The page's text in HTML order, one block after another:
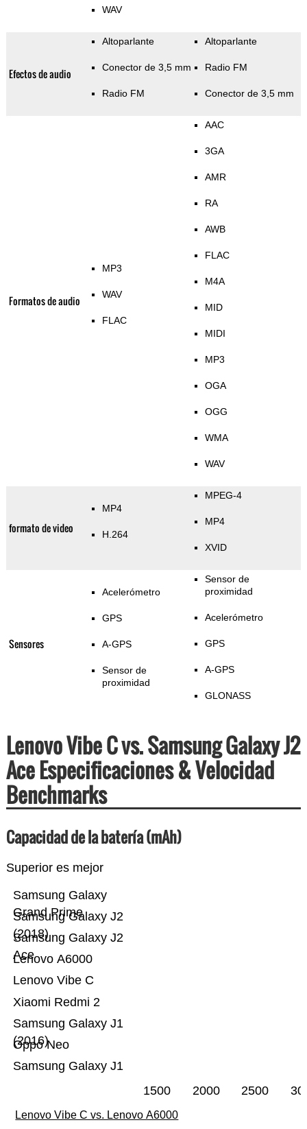
WAV
Efectos de audio
Altoparlante
Conector de 3,5 mm
Radio FM
Altoparlante
Radio FM
Conector de 3,5 mm
Formatos de audio
MP3
WAV
FLAC
AAC
3GA
AMR
RA
AWB
FLAC
M4A
MID
MIDI
MP3
OGA
OGG
WMA
WAV
formato de video
MP4
H.264
MPEG-4
MP4
XVID
Sensores
Acelerómetro
GPS
A-GPS
Sensor de
proximidad
Sensor de
proximidad
Acelerómetro
GPS
A-GPS
GLONASS
Lenovo Vibe C vs. Samsung Galaxy J2
Ace Especificaciones & Velocidad
Benchmarks
Capacidad de la batería (mAh)
Superior es mejor
Samsung Galaxy J1
Oppo Neo
Samsung Galaxy J1
(2016)
Xiaomi Redmi 2
Lenovo Vibe C
Lenovo A6000
Samsung Galaxy J2
Ace
Samsung Galaxy J2
(2018)
Samsung Galaxy
Grand Prime
1500 2000 2500
Lenovo Vibe C vs. Lenovo A6000